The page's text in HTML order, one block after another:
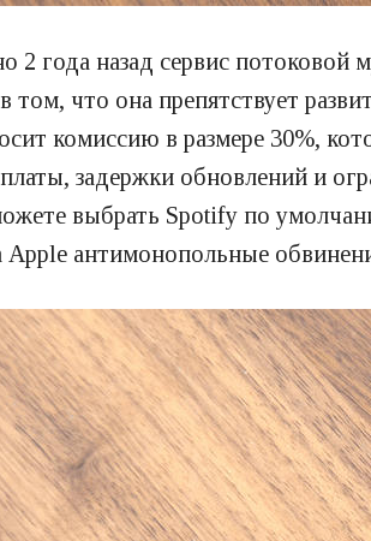
2 года назад сервис
том, что она препятствует
комиссию в размере 30%,
задержки обновлений и
выбрать Spotify по
Apple антимонопольные